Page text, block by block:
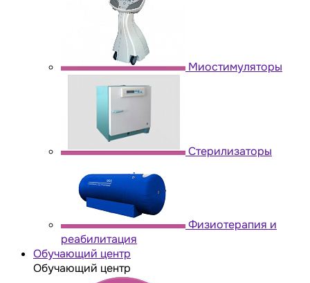
Миостимуляторы
Стерилизаторы
Физиотерапия и
реабилитация
Обучающий центр
Обучающий центр